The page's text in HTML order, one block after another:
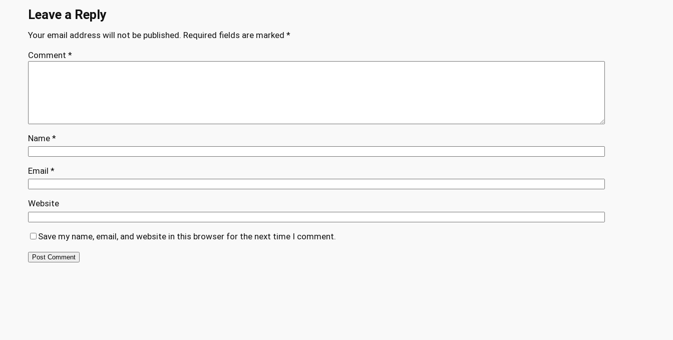
Leave a Reply
Your email address will not be published. Required fields are marked *
Comment *
Name *
Email *
Website
Save my name, email, and website in this browser for the next time I comment.